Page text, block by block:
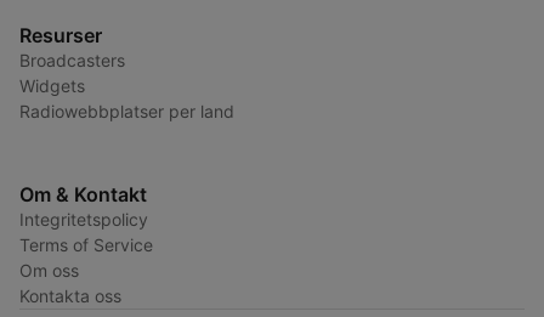
Resurser
Broadcasters
Widgets
Radiowebbplatser per land
Om & Kontakt
Integritetspolicy
Terms of Service
Om oss
Kontakta oss